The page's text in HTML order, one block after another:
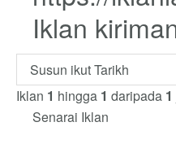
Iklan
Iklan 1 hingga 1 daripada 1
Senarai Iklan